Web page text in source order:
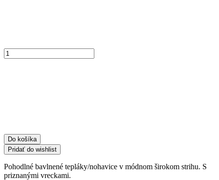
množstvo
Široké
Do košíka
Pridať do wishlist
Pohodlné bavlnené tepláky/nohavice v módnom širokom strihu. S
priznanými vreckami.